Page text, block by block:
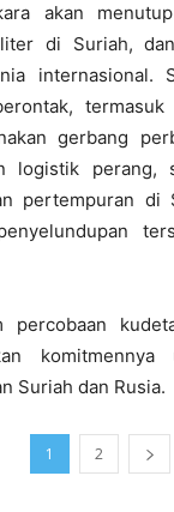
akan
di Suriah,
internasional.
gerbang
logistik perang,
pertempuran di
percobaan
komitmennya
Suriah dan Rusia.
1 2